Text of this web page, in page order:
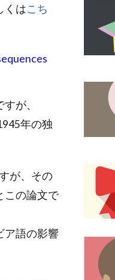
くはこち
が、
年の独
が、その
この論文で
ア語の影響